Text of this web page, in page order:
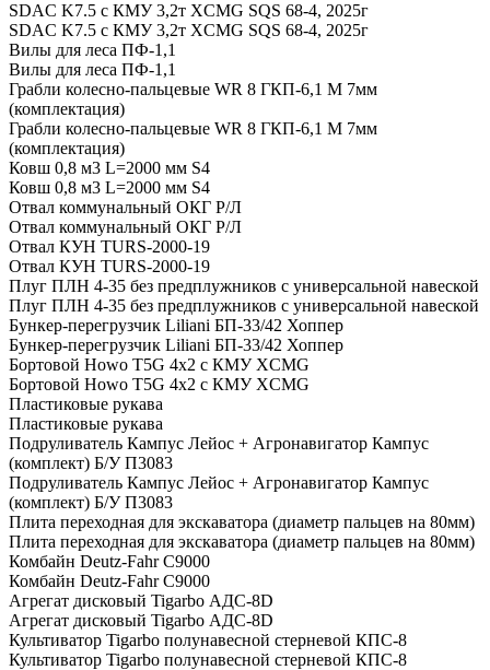
SDAC K7.5 с КМУ 3,2т XCMG SQS 68-4, 2025г
SDAC K7.5 с КМУ 3,2т XCMG SQS 68-4, 2025г
Вилы для леса ПФ-1,1
Вилы для леса ПФ-1,1
Грабли колесно-пальцевые WR 8 ГКП-6,1 М 7мм
(комплектация)
Грабли колесно-пальцевые WR 8 ГКП-6,1 М 7мм
(комплектация)
Ковш 0,8 м3 L=2000 мм S4
Ковш 0,8 м3 L=2000 мм S4
Отвал коммунальный ОКГ Р/Л
Отвал коммунальный ОКГ Р/Л
Отвал КУН TURS-2000-19
Отвал КУН TURS-2000-19
Плуг ПЛН 4-35 без предплужников с универсальной навеской
Плуг ПЛН 4-35 без предплужников с универсальной навеской
Бункер-перегрузчик Liliani БП-33/42 Хоппер
Бункер-перегрузчик Liliani БП-33/42 Хоппер
Бортовой Howo T5G 4х2 c КМУ XCMG
Бортовой Howo T5G 4х2 c КМУ XCMG
Пластиковые рукава
Пластиковые рукава
Подруливатель Кампус Лейос + Агронавигатор Кампус
(комплект) Б/У П3083
Подруливатель Кампус Лейос + Агронавигатор Кампус
(комплект) Б/У П3083
Плита переходная для экскаватора (диаметр пальцев на 80мм)
Плита переходная для экскаватора (диаметр пальцев на 80мм)
Комбайн Deutz-Fahr C9000
Комбайн Deutz-Fahr C9000
Агрегат дисковый Tigarbo АДС-8D
Агрегат дисковый Tigarbo АДС-8D
Культиватор Tigarbo полунавесной стерневой КПС-8
Культиватор Tigarbo полунавесной стерневой КПС-8